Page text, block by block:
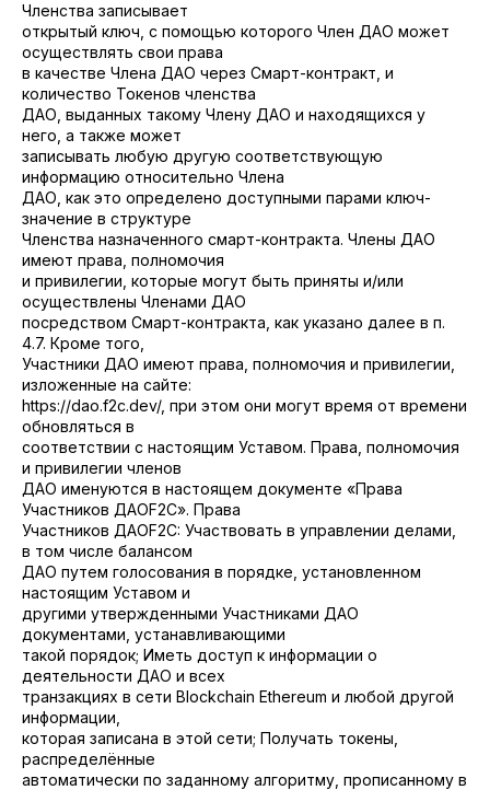
Членства записывает
открытый ключ, с помощью которого Член ДАО может
осуществлять свои права
в качестве Члена ДАО через Смарт-контракт, и
количество Токенов членства
ДАО, выданных такому Члену ДАО и находящихся у
него, а также может
записывать любую другую соответствующую
информацию относительно Члена
ДАО, как это определено доступными парами ключ-
значение в структуре
Членства назначенного смарт-контракта. Члены ДАО
имеют права, полномочия
и привилегии, которые могут быть приняты и/или
осуществлены Членами ДАО
посредством Смарт-контракта, как указано далее в п.
4.7. Кроме того,
Участники ДАО имеют права, полномочия и привилегии,
изложенные на сайте:
https://dao.f2c.dev/, при этом они могут время от времени
обновляться в
соответствии с настоящим Уставом. Права, полномочия
и привилегии членов
ДАО именуются в настоящем документе «Права
Участников ДАОF2C». Права
Участников ДАОF2C: Участвовать в управлении делами,
в том числе балансом
ДАО путем голосования в порядке, установленном
настоящим Уставом и
другими утвержденными Участниками ДАО
документами, устанавливающими
такой порядок; Иметь доступ к информации о
деятельности ДАО и всех
транзакциях в сети Blockchain Ethereum и любой другой
информации,
которая записана в этой сети; Получать токены,
распределённые
автоматически по заданному алгоритму, прописанному в